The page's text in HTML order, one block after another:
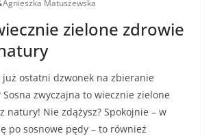
Agnieszka Matuszewska
zielone zdrowie
już ostatni dzwonek na zbieranie
Sosna zwyczajna to wiecznie zielone
natury! Nie zdążysz? Spokojnie – w
po sosnowe pędy – to również